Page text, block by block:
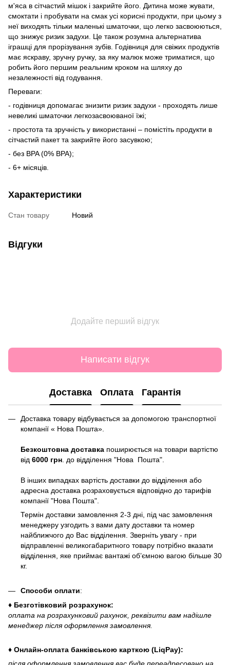
м'яса в сітчастий мішок і закрийте його. Дитина може жувати,
смоктати і пробувати на смак усі корисні продукти, при цьому з
неї виходять тільки маленькі шматочки, що легко засвоюються,
що знижує ризик задухи. Це також розумна альтернатива
іграшці для прорізування зубів. Годівниця для свіжих продуктів
має яскраву, зручну ручку, за яку малюк може триматися, що
робить його першим реальним кроком на шляху до
незалежності від годування.
Переваги:
- годівниця допомагає знизити ризик задухи - проходять лише
невеликі шматочки легкозасвоюваної їжі;
- простота та зручність у використанні – помістіть продукти в
сітчастий пакет та закрийте його засувкою;
- без BPA (0% BPA);
- 6+ місяців.
Характеристики
Стан товару Новий
Відгуки
Додайте перший відгук
Написати відгук
Доставка Оплата Гарантія
Доставка товару відбувається за допомогою транспортної
компанії « Нова Пошта».
Безкоштовна доставка поширюється на товари вартістю
від 6000 грн . до відділення "Нова Пошта".
В інших випадках вартість доставки до відділення або
адресна доставка розраховується відповідно до тарифів
компанії "Нова Пошта".
Термін доставки замовлення 2-3 дні, під час замовлення
менеджеру узгодить з вами дату доставки та номер
найближчого до Вас відділення. Зверніть увагу - при
відправленні великогабаритного товару потрібно вказати
відділення, яке приймає вантажі об’ємною вагою більше 30
кг.
Способи оплати:
♦ Безготівковий розрахунок:
оплата на розрахунковий рахунок, реквізити вам надішле
менеджер після оформлення замовлення.
♦ Онлайн-оплата банківською карткою (LiqPay):